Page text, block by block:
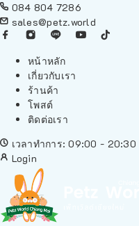
084 804 7286
sales@petz.world
หน้าหลัก
เกี่ยวกับเรา
ร้านค้า
โพสต์
ติดต่อเรา
เวลาทำการ: 09:00 - 20:30
Login